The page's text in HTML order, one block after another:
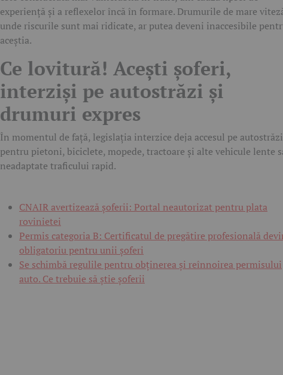
experiență și a reflexelor încă în formare. Drumurile de mare
unde riscurile sunt mai ridicate, ar putea deveni inaccesibile
aceștia.
Ce lovitură! Acești șoferi,
interziși pe autostrăzi și
drumuri expres
În momentul de față, legislația interzice deja accesul pe autostrăzi
pentru pietoni, biciclete, mopede, tractoare și alte vehicule lente
neadaptate traficului rapid.
CNAIR avertizează șoferii: Portal neautorizat pentru plata
rovinietei
Permis categoria B: Certificatul de pregătire profesională
obligatoriu pentru unii șoferi
Se schimbă regulile pentru obținerea și reînnoirea permisului
auto. Ce trebuie să știe șoferii